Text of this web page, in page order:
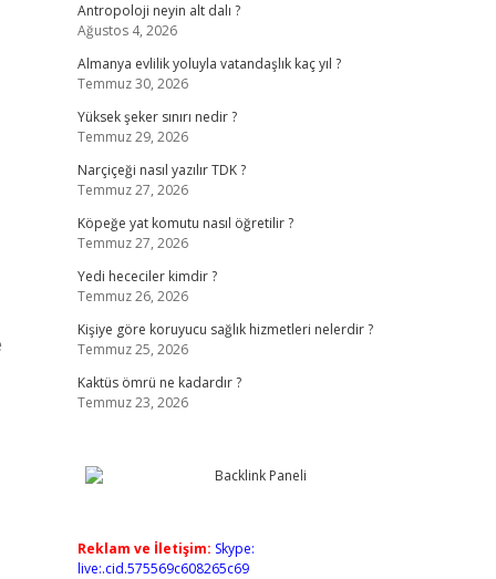
Antropoloji neyin alt dalı ?
Ağustos 4, 2026
Almanya evlilik yoluyla vatandaşlık kaç yıl ?
Temmuz 30, 2026
Yüksek şeker sınırı nedir ?
Temmuz 29, 2026
Narçiçeği nasıl yazılır TDK ?
Temmuz 27, 2026
Köpeğe yat komutu nasıl öğretilir ?
Temmuz 27, 2026
Yedi hececiler kimdir ?
Temmuz 26, 2026
Kişiye göre koruyucu sağlık hizmetleri nelerdir ?
Temmuz 25, 2026
Kaktüs ömrü ne kadardır ?
Temmuz 23, 2026
Reklam ve İletişim: Skype:
live:.cid.575569c608265c69